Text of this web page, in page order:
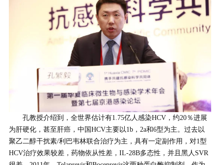
孔教授介绍到，全世界估计有1.75亿人感染HCV，约20％进展
为肝硬化，甚至肝癌，中国HCV主要以1b，2a和6型为主。过去以
聚乙二醇干扰素/利巴韦林联合治疗为主，具有一定副作用，对1型
HCV治疗效果较差，药物依从性差，IL-28B多态性，并且黑人SVR